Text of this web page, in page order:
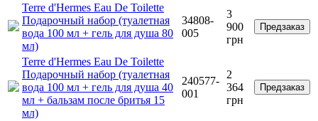
Terre d'Hermes Eau De Toilette
Подарочный набор (туалетная
вода 100 мл + гель для душа 80
мл)
34808-
005
3
900
грн
Предзаказ
Terre d'Hermes Eau De Toilette
Подарочный набор (туалетная
вода 100 мл + гель для душа 40
мл + бальзам после бритья 15
мл)
240577-
001
2
364
грн
Предзаказ